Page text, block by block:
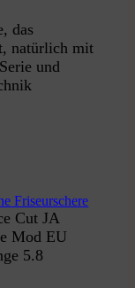
das
natürlich mit
und